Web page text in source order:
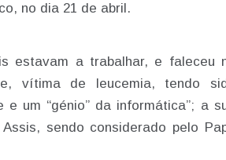
no dia 21 de abril.
estavam a trabalhar, e faleceu
vítima de leucemia, tendo
um “génio” da informática”; a
sendo considerado pelo